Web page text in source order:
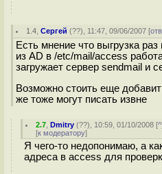
1.4 ,Сергей (??), 11:47, 09/06/2007 [
Есть мнение что выгрузка
из AD в /etc/mail/access
загружает сервер sendmail и
Возможно стоить еще
же тоже могут писать извне
2.7 ,Dmitry (??), 10:59, 01/10/2008 [^
[к модератору]
Я чего-то недопонимаю, а
адреса в access для